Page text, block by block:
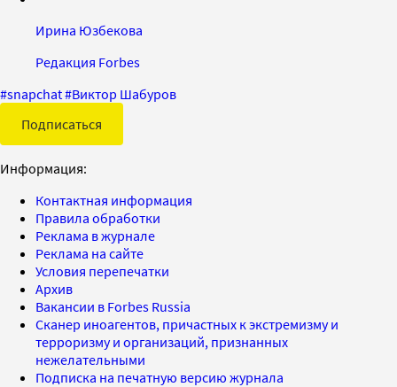
Ирина Юзбекова
Редакция Forbes
#snapchat#Виктор Шабуров
Подписаться
Информация:
Контактная информация
Правила обработки
Реклама в журнале
Реклама на сайте
Условия перепечатки
Архив
Вакансии в Forbes Russia
Сканер иноагентов, причастных к экстремизму и
терроризму и организаций, признанных
нежелательными
Подписка на печатную версию журнала